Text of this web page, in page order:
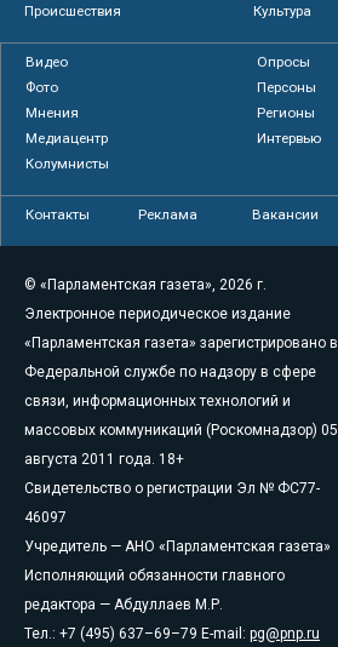
Происшествия
Культура
Видео
Опросы
Фото
Персоны
Мнения
Регионы
Медиацентр
Интервью
Колумнисты
Контакты Реклама Вакансии
© «Парламентская газета», 2026 г.
Электронное периодическое издание
«Парламентская газета» зарегистрировано в
Федеральной службе по надзору в сфере
связи, информационных технологий и
массовых коммуникаций (Роскомнадзор) 05
августа 2011 года. 18+
Свидетельство о регистрации Эл № ФС77-
46097
Учредитель — АНО «Парламентская газета»
Исполняющий обязанности главного
редактора — Абдуллаев М.Р.
Тел.: +7 (495) 637–69–79 E-mail: pg@pnp.ru